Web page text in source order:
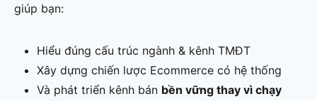
giúp bạn:
Hiểu đúng cấu trúc ngành & kênh TMĐT
Xây dựng chiến lược Ecommerce có hệ thống
Và phát triển kênh bán bền vững thay vì chạy